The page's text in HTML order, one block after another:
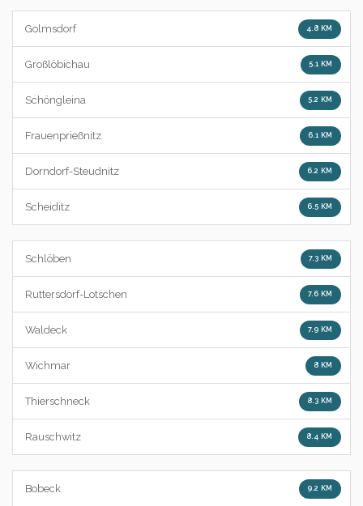
Golmsdorf 4.8 KM
Großlöbichau 5.1 KM
Schöngleina 5.2 KM
Frauenprießnitz 6.1 KM
Dorndorf-Steudnitz 6.2 KM
Scheiditz 6.5 KM
Schlöben 7.3 KM
Ruttersdorf-Lotschen 7.6 KM
Waldeck 7.9 KM
Wichmar 8 KM
Thierschneck 8.3 KM
Rauschwitz 8.4 KM
Bobeck 9.2 KM